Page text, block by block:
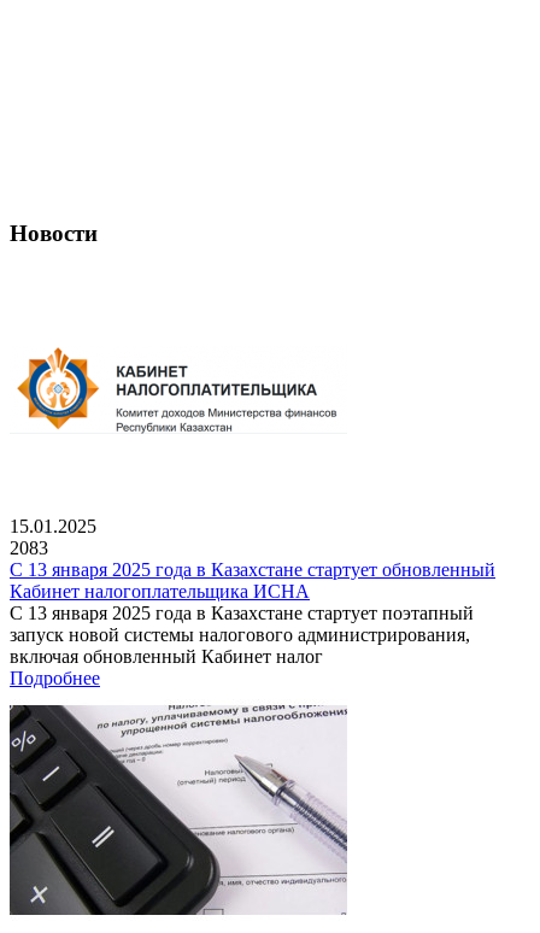
Новости
15.01.2025
2083
С 13 января 2025 года в Казахстане стартует обновленный
Кабинет налогоплательщика ИСНА
С 13 января 2025 года в Казахстане стартует поэтапный
запуск новой системы налогового администрирования,
включая обновленный Кабинет налог
Подробнее